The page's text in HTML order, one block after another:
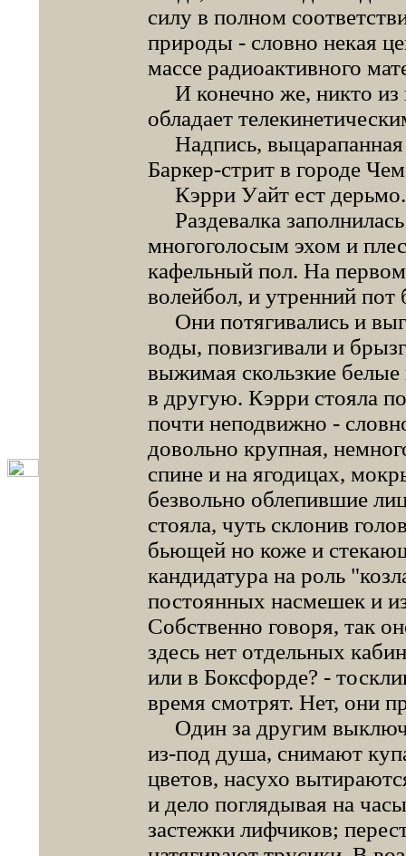
силу в полном
природы - словно некая
массе радиоактивного
И конечно же, никто из
обладает
Надпись, выцарапанная
Баркер-стрит в городе
Кэрри Уайт ест дерьмо.
Раздевалка
многоголосым эхом и
кафельный пол. На
волейбол, и утренний пот
Они потягивались и
воды, повизгивали и
выжимая скользкие
в другую. Кэрри стояла
почти неподвижно -
довольно крупная,
спине и на ягодицах,
безвольно облепившие
стояла, чуть склонив
бьющей но коже и
кандидатура на роль
постоянных насмешек и
Собственно говоря, так
здесь нет отдельных
или в Боксфорде? -
время смотрят. Нет, они
Один за другим
из-под душа, снимают
цветов, насухо
и дело поглядывая на
застежки лифчиков;